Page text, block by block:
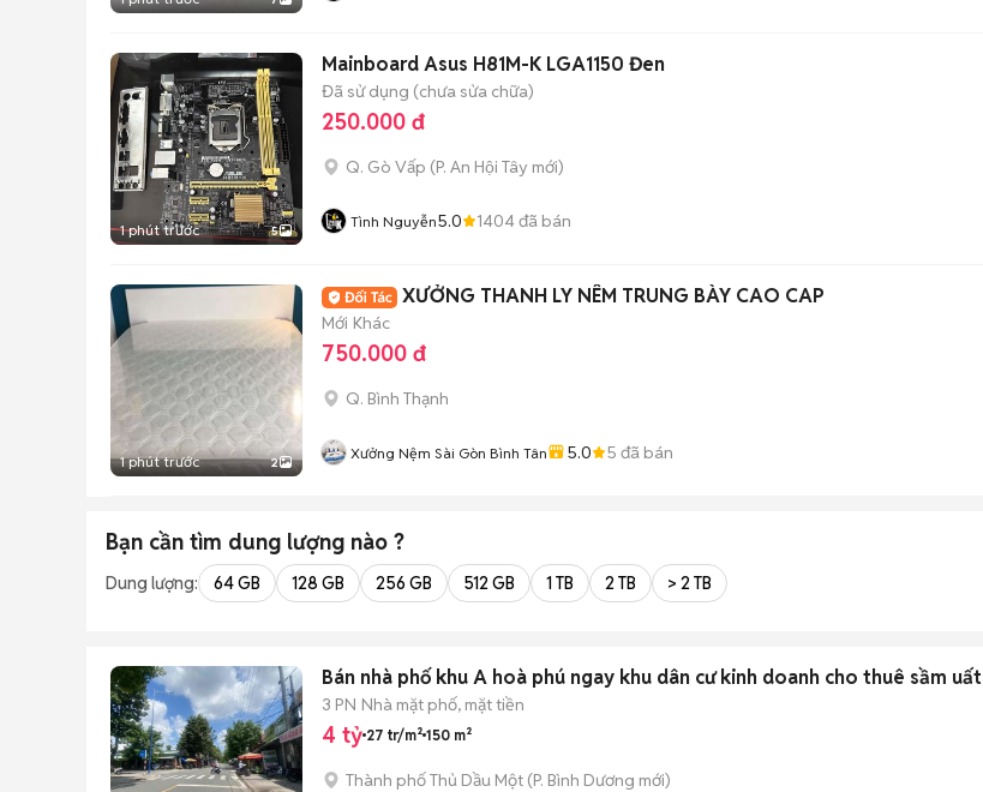
1 phút trước 5
Mainboard Asus H81M-K LGA1150 Đen
Đã sử dụng (chưa sửa chữa)
250.000 đ
Q. Gò Vấp (P. An Hội Tây mới)
Tình Nguyễn5.0 1404đã bán
1 phút trước 2
XƯỞNG THANH LY NÊM TRUNG BÀY CAO CAP
Mới Khác
750.000 đ
Q. Bình Thạnh
Xưởng Nệm Sài Gòn Bình Tân 5.0 5 đã bán
Bạn cần tìm dung lượng nào ?
Dung lượng: 64 GB 128 GB 256 GB 512 GB 1 TB 2 TB > 2 TB
Bán nhà phố khu A hoà phú ngay khu dân cư kinh doanh cho thuê sầm uất
3 PN Nhà mặt phố, mặt tiền
4 tỷ 27 tr/m² 150 m²
Thành phố Thủ Dầu Một (P. Bình Dương mới)